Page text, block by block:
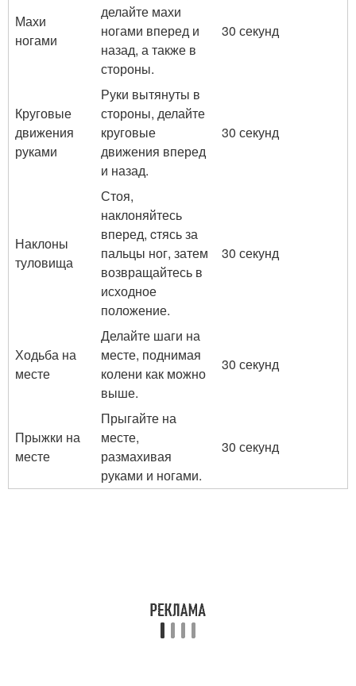
Махи
ногами
делайте махи
ногами вперед и
назад, а также в
стороны.
30 секунд
Круговые
движения
руками
Руки вытянуты в
стороны, делайте
круговые
движения вперед
и назад.
30 секунд
Наклоны
туловища
Стоя,
наклоняйтесь
вперед, cтясь за
пальцы ног, затем
возвращайтесь в
исходное
положение.
30 секунд
Ходьба на
месте
Делайте шаги на
месте, поднимая
колени как можно
выше.
30 секунд
Прыжки на
месте
Прыгайте на
месте,
размахивая
руками и ногами.
30 секунд